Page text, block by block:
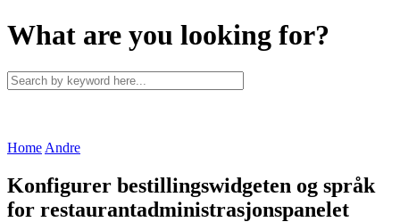
What are you looking for?
Home Andre
Konfigurer bestillingswidgeten og språk
for restaurantadministrasjonspanelet